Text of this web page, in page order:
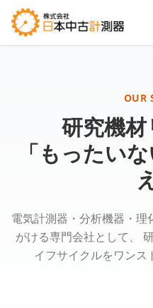
OUR
研究機
「もったい
電気計測器・分析機器・
がける専門会社として、
イフサイクルをワンス